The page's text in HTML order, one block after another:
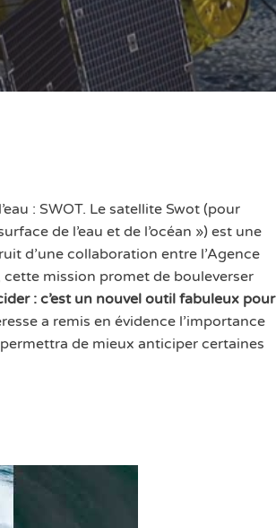
: SWOT. Le satellite Swot (pour
de l’eau et de l’océan ») est une
d’une collaboration entre l’Agence
cette mission promet de bouleverser
: c’est un nouvel outil fabuleux pour
a remis en évidence l’importance
de mieux anticiper certaines